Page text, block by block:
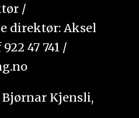
/
direktør: Aksel
47 741 /
Bjørnar Kjensli,